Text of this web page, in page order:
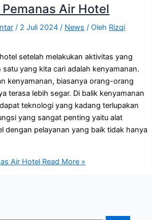
Air Hotel
/ 2 Juli 2024/ News / Oleh Rizqi
setelah melakukan aktivitas yang
satu yang kita cari adalah kenyamanan.
kenyamanan, biasanya orang-orang
terasa lebih segar. Di balik kenyamanan
teknologi yang kadang terlupakan
yang sangat penting yaitu alat
dengan pelayanan yang baik tidak hanya
Air Hotel Read More »